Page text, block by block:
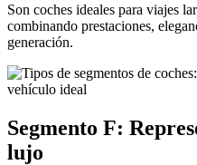
Son coches ideales para viajes
combinando prestaciones,
generación.
Segmento F:
lujo